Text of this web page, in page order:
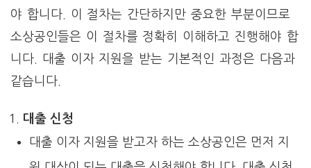
야 합니다. 이 절차는 간단하지만 중요한 부분이므로
소상공인들은 이 절차를 정확히 이해하고 진행해야 합
니다. 대출 이자 지원을 받는 기본적인 과정은 다음과
같습니다.
대출 신청
대출 이자 지원을 받고자 하는 소상공인은 먼저 지